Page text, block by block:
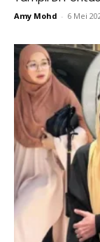
Amy Mohd - 6 Mei